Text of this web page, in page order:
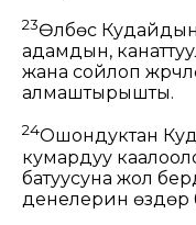
23Өлбөс
адамдын,
жана сойлоп
алмаштырышты.
24Ошондуктан
кумардуу
батуусуна жол
денелерин өздөрү